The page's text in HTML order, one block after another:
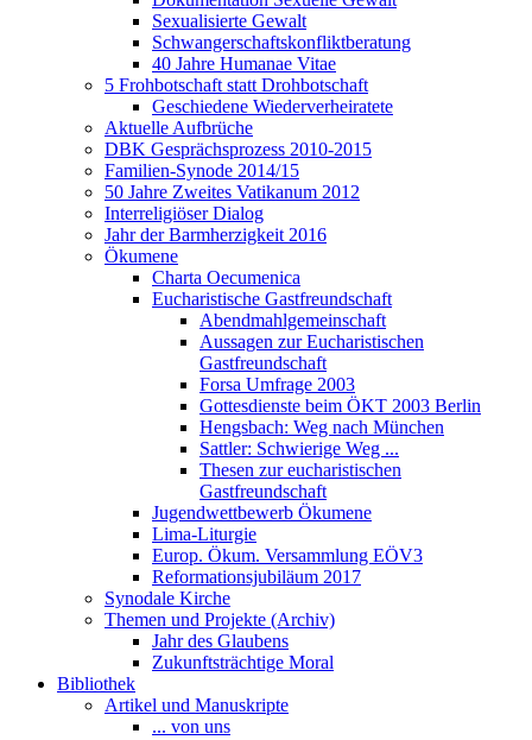
Sexualisierte Gewalt
Schwangerschaftskonfliktberatung
40 Jahre Humanae Vitae
5 Frohbotschaft statt Drohbotschaft
Geschiedene Wiederverheiratete
Aktuelle Aufbrüche
DBK Gesprächsprozess 2010-2015
Familien-Synode 2014/15
50 Jahre Zweites Vatikanum 2012
Interreligiöser Dialog
Jahr der Barmherzigkeit 2016
Ökumene
Charta Oecumenica
Eucharistische Gastfreundschaft
Abendmahlgemeinschaft
Aussagen zur Eucharistischen
Gastfreundschaft
Forsa Umfrage 2003
Gottesdienste beim ÖKT 2003 Berlin
Hengsbach: Weg nach München
Sattler: Schwierige Weg ...
Thesen zur eucharistischen
Gastfreundschaft
Jugendwettbewerb Ökumene
Lima-Liturgie
Europ. Ökum. Versammlung EÖV3
Reformationsjubiläum 2017
Synodale Kirche
Themen und Projekte (Archiv)
Jahr des Glaubens
Zukunftsträchtige Moral
Bibliothek
Artikel und Manuskripte
... von uns